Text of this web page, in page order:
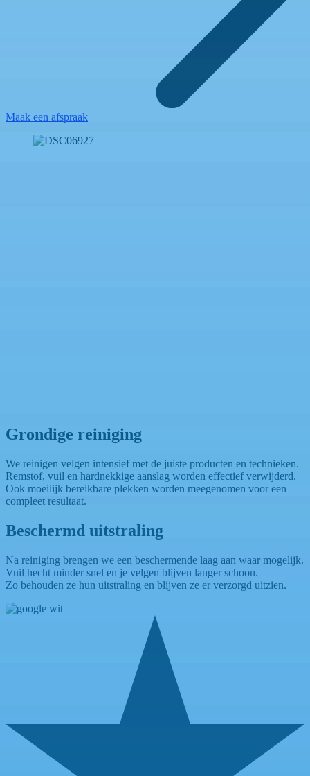
Maak een afspraak
Grondige reiniging
We reinigen velgen intensief met de juiste producten en technieken.
Remstof, vuil en hardnekkige aanslag worden effectief verwijderd.
Ook moeilijk bereikbare plekken worden meegenomen voor een
compleet resultaat.
Beschermd uitstraling
Na reiniging brengen we een beschermende laag aan waar mogelijk.
Vuil hecht minder snel en je velgen blijven langer schoon.
Zo behouden ze hun uitstraling en blijven ze er verzorgd uitzien.